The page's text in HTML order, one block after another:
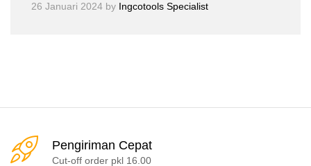
26 Januari 2024 by Ingcotools Specialist
Pengiriman Cepat
Cut-off order pkl 16.00